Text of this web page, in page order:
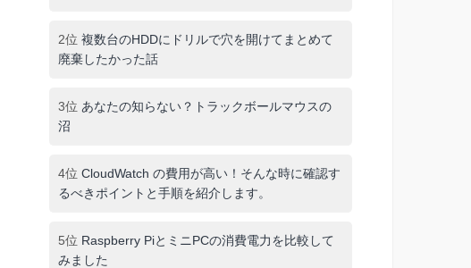
2位 複数台のHDDにドリルで穴を開けてまとめて
廃棄したかった話
3位 あなたの知らない？トラックボールマウスの
沼
4位 CloudWatch の費用が高い！そんな時に確認す
るべきポイントと手順を紹介します。
5位 Raspberry PiとミニPCの消費電力を比較して
みました